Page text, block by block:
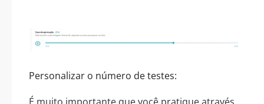
Personalizar o número de testes:
É muito importante que você pratique através